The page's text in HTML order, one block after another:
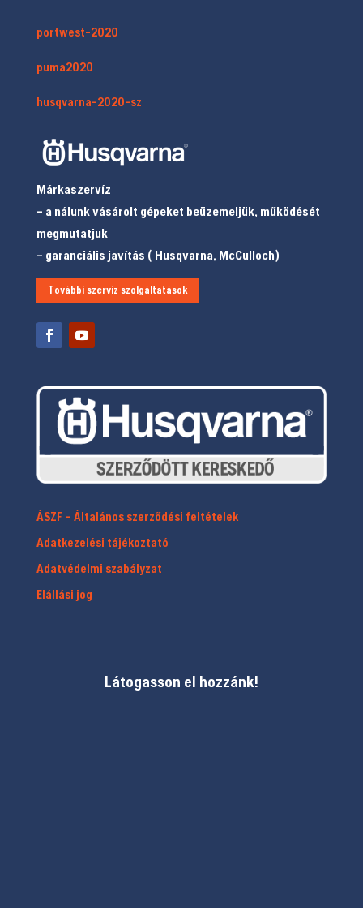
portwest-2020
puma2020
husqvarna-2020-sz
Márkaszervíz
– a nálunk vásárolt gépeket beüzemeljük, működését
megmutatjuk
– garanciális javítás ( Husqvarna, McCulloch)
További szerviz szolgáltatások
ÁSZF – Általános szerződési feltételek
Adatkezelési tájékoztató
Adatvédelmi szabályzat
Elállási jog
Látogasson el hozzánk!